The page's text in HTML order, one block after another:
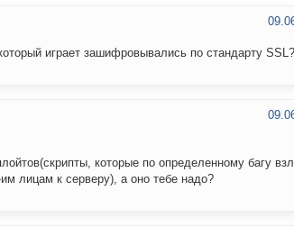
играет зашифровывались по стандарту SSL?
которые по определенному багу
лицам к серверу), а оно тебе надо?